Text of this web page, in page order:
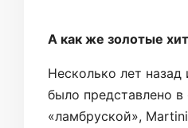
А как же золотые
Несколько лет назад
было представлено
«ламбруской»,